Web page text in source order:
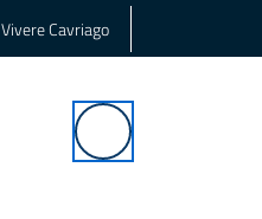
Vivere Cavriago